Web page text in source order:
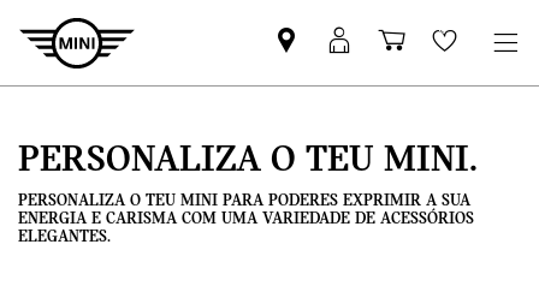
Pesquisar
parceiro
Iniciar
sessão
Carrinho
de
Wishlist
PERSONALIZA O TEU MINI.
PERSONALIZA O TEU MINI PARA PODERES EXPRIMIR A SUA
ENERGIA E CARISMA COM UMA VARIEDADE DE ACESSÓRIOS
ELEGANTES.